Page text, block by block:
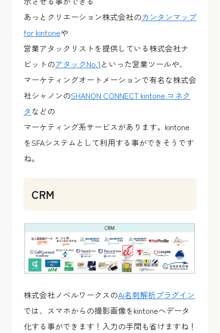
あっとクリエーション株式会社のカンタンマップ
for kintoneや
営業アタックリストを提供している株式会社ナ
ビットのアタックNo.1 といった営業ツールや、
マーケティングオートメーションで有名な株式会
社シャノンのSHANON CONNECT kintone コネク
タなどの
マーケティング系サービスがあります。kintone
をSFAシステムとして利用する事ができそうです
ね。
CRM
株式会社ノベルワークスのAi名刺解析プラグイン
では、スマホからの撮影画像をkintoneへデータ
化する事ができます！入力の手間も省けますね！